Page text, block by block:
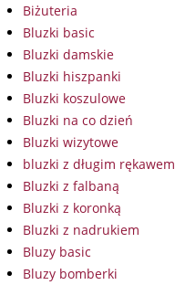
Biżuteria
Bluzki basic
Bluzki damskie
Bluzki hiszpanki
Bluzki koszulowe
Bluzki na co dzień
Bluzki wizytowe
bluzki z długim rękawem
Bluzki z falbaną
Bluzki z koronką
Bluzki z nadrukiem
Bluzy basic
Bluzy bomberki